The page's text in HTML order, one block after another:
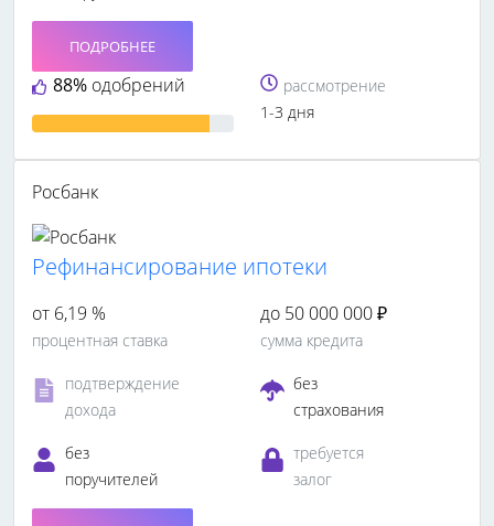
88% одобрений
ПОДРОБНЕЕ
рассмотрение
1-3 дня
Росбанк
Рефинансирование ипотеки
от 6,19 %
процентная ставка
до 50 000 000 ₽
сумма кредита
подтверждение
дохода
без
страхования
без
поручителей
требуется
залог